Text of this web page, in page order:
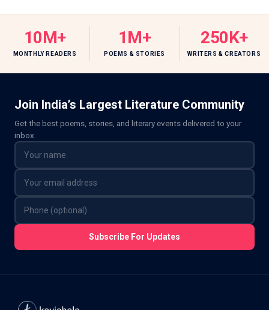
10M+
MONTHLY READERS
1M+
POEMS & STORIES
250K+
WRITERS & CREATORS
Join India’s Largest Literature Community
Get the best poems, stories, and literary events delivered to your
inbox.
Subscribe For Updates